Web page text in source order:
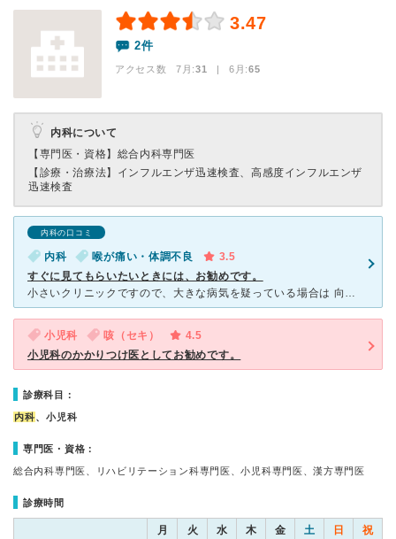
3.47
2件
アクセス数 7月:31 | 6月:65
内科について
【専門医・資格】 総合内科専門医
【診療・治療法】 インフルエンザ迅速検査、高感度インフルエンザ
迅速検査
内科の口コミ
内科 喉が痛い・体調不良
3.5
すぐに見てもらいたいときには、お勧めです。
小さいクリニックですので、大きな病気を疑っている場合は 向きませんが、風邪とかインフルエンザとかの場合、 予防接種などは、比較的すいているので、とても助かります。 風邪と花粉アレルギーで困ったと
小児科 咳（セキ）
4.5
小児科のかかりつけ医としてお勧めです。
診療科目：
内科、小児科
専門医・資格：
総合内科専門医、リハビリテーション科専門医、小児科専門医、漢方専門医
診療時間
月 火 水 木 金 土 日 祝